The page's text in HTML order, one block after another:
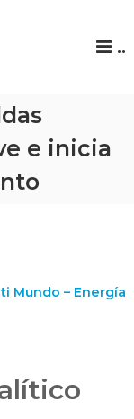
..
e inicia
Mundo – Energía